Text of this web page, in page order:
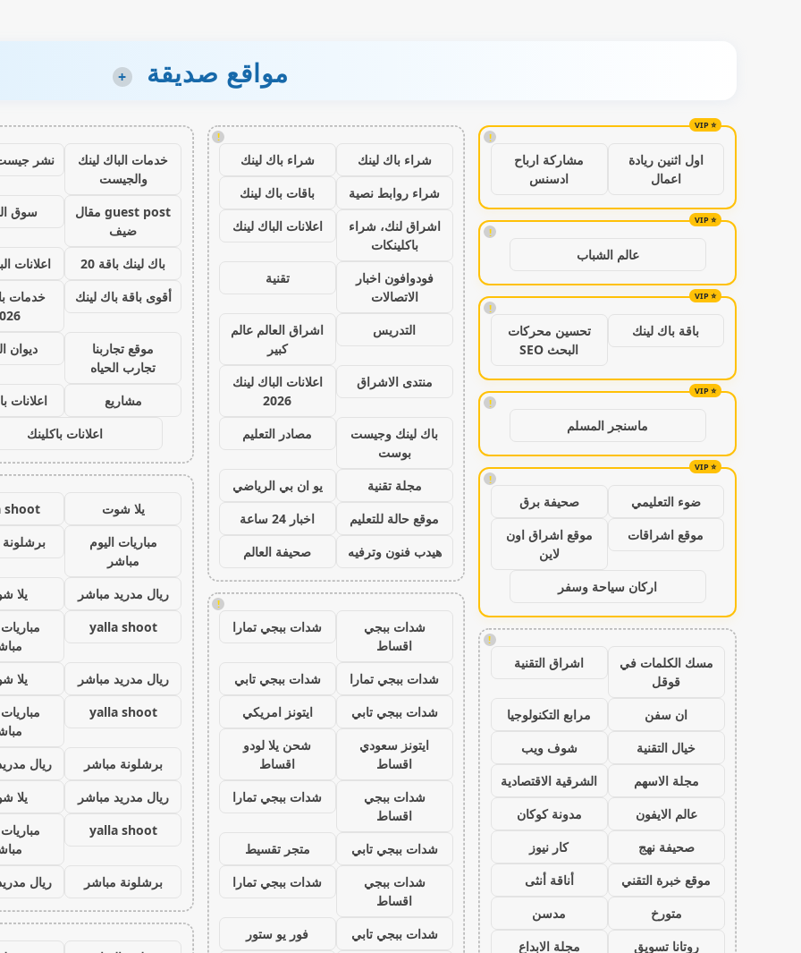
مواقع صديقة +
!
اول اثنين ريادة
اعمال
مشاركة ارباح
ادسنس
!
عالم الشباب
!
باقة باك لينك
تحسين محركات
البحث SEO
!
ماسنجر المسلم
!
ضوء التعليمي
صحيفة برق
موقع اشراقات
موقع اشراق اون
لاين
اركان سياحة وسفر
!
مسك الكلمات في
قوقل
اشراق التقنية
ان سفن
مرابع التكنولوجيا
خيال التقنية
شوف ويب
مجلة الاسهم
الشرقية الاقتصادية
عالم الايفون
مدونة كوكان
صحيفة نهج
كار نيوز
موقع خبرة التقني
أناقة أنثى
متورخ
مدسن
روتانا تسويق
مجلة الابداع
!
شراء باك لينك
شراء باك لينك
شراء روابط نصية
باقات باك لينك
اشراق لنك، شراء
باكلينكات
اعلانات الباك لينك
فودوافون اخبار
الاتصالات
تقنية
التدريس
اشراق العالم عالم
كبير
منتدى الاشراق
اعلانات الباك لينك
2026
باك لينك وجيست
بوست
مصادر التعليم
مجلة تقنية
يو ان بي الرياضي
موقع حالة للتعليم
اخبار 24 ساعة
هيدب فنون وترفيه
صحيفة العالم
!
شدات ببجي
اقساط
شدات ببجي تمارا
شدات ببجي تمارا
شدات ببجي تابي
شدات ببجي تابي
ايتونز امريكي
ايتونز سعودي
اقساط
شحن يلا لودو
اقساط
شدات ببجي
اقساط
شدات ببجي تمارا
شدات ببجي تابي
متجر تقسيط
شدات ببجي
اقساط
شدات ببجي تمارا
شدات ببجي تابي فور يو ستور
خدمات الباك لينك
والجيست
نشر
guest post مقال
ضيف
سوق
باك لينك باقة 20
اعلانات
أقوى باقة باك لينك
خدمات
موقع تجاربنا
تجارب الحياه
ديوان
مشاريع
اعلانات
اعلانات باكلينك
يلا شوت
shoot
مباريات اليوم
مباشر
ريال مدريد مباشر
يلا
yalla shoot
ريال مدريد مباشر
يلا
yalla shoot
برشلونة مباشر
ريال
ريال مدريد مباشر
يلا
yalla shoot
برشلونة مباشر
ريال